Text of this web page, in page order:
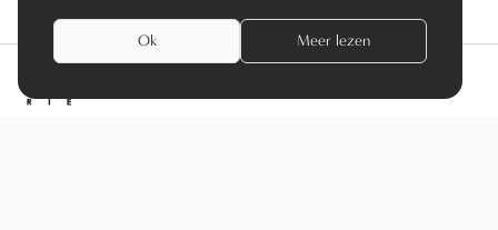
Ok Meer lezen